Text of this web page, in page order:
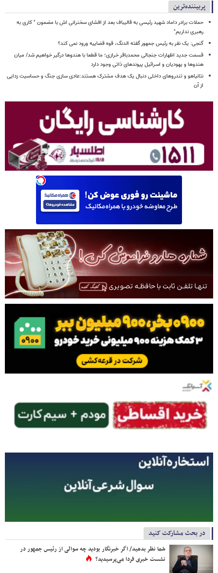
پربیننده‌ترین
حملات برادر داماد شهید رئیسی به قالیباف بعد از افشای سخنرانی اش با مضمون " کاری به
رهبری نداریم"
گنجی: یک نفر به رئیس جمهور گفته الدنگ، قوه قضاییه ورود نمی کند؟
قسمت جدید اظهارات جنجالی محمدباقر خرازی؛ ما قطعا با هندوها درگیر خواهیم شد/ میان
هندوها و یهودیان و اسرائیل پیوندهای ذاتی وجود دارد
نتانیاهو و تندروهای داخلی دنبال یک هدف مشترک هستند:عادی سازی جنگ و حساسیت زدایی
از آن
در بحث مشارکت کنید
شما نظر بدهید/ اگر خبرنگار بودید چه سوالی از رئیس جمهور در
نشست خبری فردا می‌پرسیدید؟